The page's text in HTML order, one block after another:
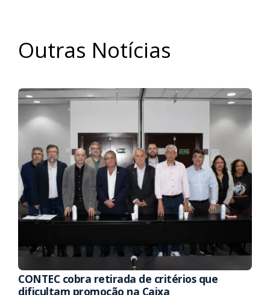
Outras Notícias
CONTEC cobra retirada de critérios que
dificultam promoção na Caixa